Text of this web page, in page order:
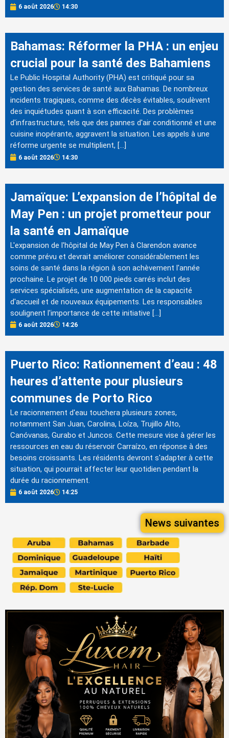
6 août 2026 14:30
Bahamas: Réformer la PHA : un enjeu
crucial pour la santé des Bahamiens
Le Public Hospital Authority (PHA) est critiqué pour sa
gestion des services de santé aux Bahamas. De nombreux
incidents tragiques, comme des décès évitables, soulèvent
des inquiétudes quant à son efficacité. Des problèmes
d'infrastructure, tels que des pannes d'air conditionné et une
cuisine inopérante, aggravent la situation. Les appels à une
réforme urgente se multiplient, […]
6 août 2026 14:30
Jamaïque: L’expansion de l’hôpital de
May Pen : un projet prometteur pour
la santé en Jamaïque
L'expansion de l'hôpital de May Pen à Clarendon avance
comme prévu et devrait améliorer considérablement les
soins de santé dans la région à son achèvement l'année
prochaine. Le projet de 10 000 pieds carrés inclut des
services spécialisés, une augmentation de la capacité
d'accueil et de nouveaux équipements. Les responsables
soulignent l'importance de cette initiative […]
6 août 2026 14:26
Puerto Rico: Rationnement d’eau : 48
heures d’attente pour plusieurs
communes de Porto Rico
Le racionnement d'eau touchera plusieurs zones,
notamment San Juan, Carolina, Loíza, Trujillo Alto,
Canóvanas, Gurabo et Juncos. Cette mesure vise à gérer les
ressources en eau du réservoir Carraízo, en réponse à des
besoins croissants. Les résidents devront s'adapter à cette
situation, qui pourrait affecter leur quotidien pendant la
durée du racionnement.
6 août 2026 14:25
News suivantes